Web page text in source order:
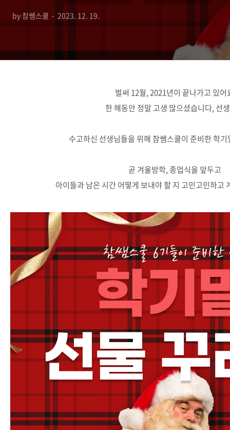
by 참쌤스쿨 2023. 12. 19.
벌써 12월, 2021년이 끝나가고 있어
한 해동안 정말 고생 많으셨습니다, 선
수고하신 선생님들을 위해 참쌤스쿨이 준비한 학
곧 겨울방학, 종업식을 앞두고
아이들과 남은 시간 어떻게 보내야 할 지 고민고민하고